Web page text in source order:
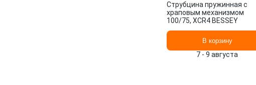
Струбцина пружинная с
храповым механизмом
100/75, XCR4 BESSEY
В корзину
7 - 9 августа